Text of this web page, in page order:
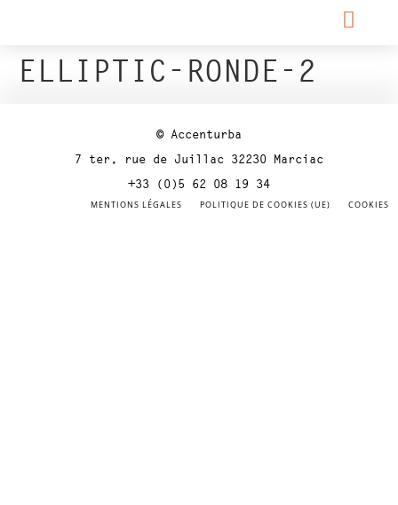
ELLIPTIC-RONDE-2
© Accenturba
7 ter, rue de Juillac 32230 Marciac
+33 (0)5 62 08 19 34
MENTIONS LÉGALES POLITIQUE DE COOKIES (UE) COOKIES